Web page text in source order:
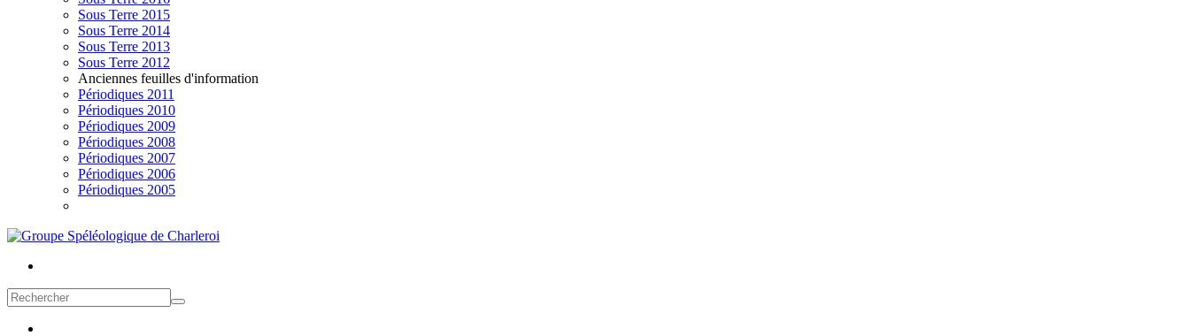
Sous Terre 2015
Sous Terre 2014
Sous Terre 2013
Sous Terre 2012
Anciennes feuilles d'information
Périodiques 2011
Périodiques 2010
Périodiques 2009
Périodiques 2008
Périodiques 2007
Périodiques 2006
Périodiques 2005